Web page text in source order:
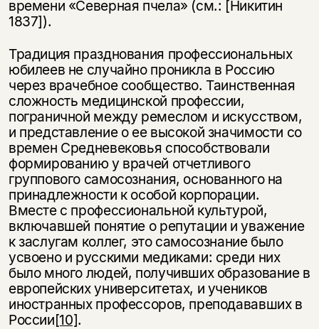
времени «Северная пчела» (см.: [Никитин
1837]).
Традиция празднования профессиональных
юбилеев не случайно проникла в Россию
через врачебное сообщество. Таинственная
сложность медицинской профессии,
пограничной между ремеслом и искусством,
и представление о ее высокой значимости со
времен Средневековья способствовали
формированию у врачей отчетливого
группового самосознания, основанного на
принадлежности к особой корпорации.
Вместе с профессиональной культурой,
включавшей понятие о репутации и уважение
к заслугам коллег, это самосознание было
усвоено и русскими медиками: среди них
было много людей, получивших образование в
европейских университетах, и учеников
иностранных профессоров, преподававших в
России[10].